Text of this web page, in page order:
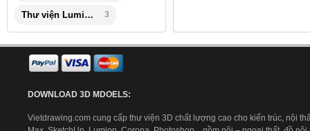
Thư viện Lumion 3
DOWNLOAD 3D MDOELS:
Vietdrawing.com cung cấp thư viện 3D chất lượng cao cho kiến trúc, nội